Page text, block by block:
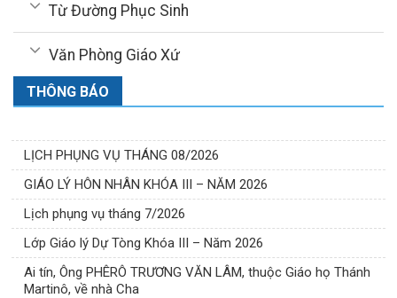
Từ Đường Phục Sinh
Văn Phòng Giáo Xứ
THÔNG BÁO
LỊCH PHỤNG VỤ THÁNG 08/2026
GIÁO LÝ HÔN NHÂN KHÓA III – NĂM 2026
Lịch phụng vụ tháng 7/2026
Lớp Giáo lý Dự Tòng Khóa III – Năm 2026
Ai tín, Ông PHÊRÔ TRƯƠNG VĂN LÂM, thuộc Giáo họ Thánh
Martinô, về nhà Cha